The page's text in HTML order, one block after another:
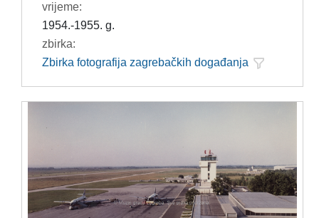
vrijeme:
1954.-1955. g.
zbirka:
Zbirka fotografija zagrebačkih događanja